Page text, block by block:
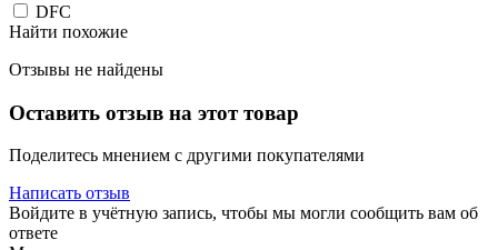
DFC
Найти похожие
Отзывы не найдены
Оставить отзыв на этот товар
Поделитесь мнением с другими покупателями
Написать отзыв
Войдите в учётную запись, чтобы мы могли сообщить вам об
ответе